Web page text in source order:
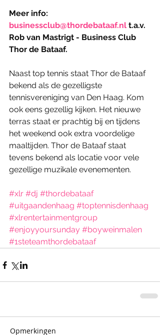
Meer info:
businessclub@thordebataaf.nl t.a.v.
Rob van Mastrigt - Business Club
Thor de Bataaf.
Naast top tennis staat Thor de Bataaf
bekend als de gezelligste
tennisvereniging van Den Haag. Kom
ook eens gezellig kijken. Het nieuwe
terras staat er prachtig bij en tijdens
het weekend ook extra voordelige
maaltijden. Thor de Bataaf staat
tevens bekend als locatie voor vele
gezellige muzikale evenementen.
#xlr #dj #thordebataaf
#uitgaandenhaag #toptennisdenhaag
#xlrentertainmentgroup
#enjoyyoursunday #boyweinmalen
#1steteamthordebataaf
Opmerkingen